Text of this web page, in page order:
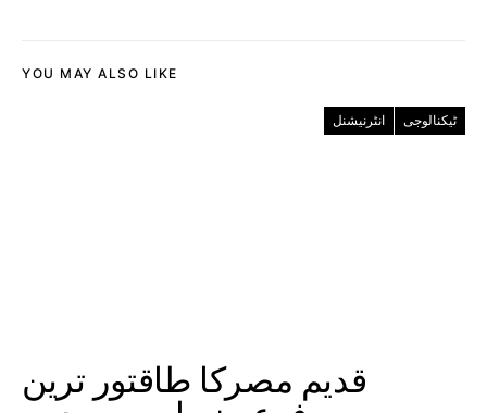
YOU MAY ALSO LIKE
انٹرنیشنل ٹیکنالوجی
قدیم مصرکا طاقتور ترین